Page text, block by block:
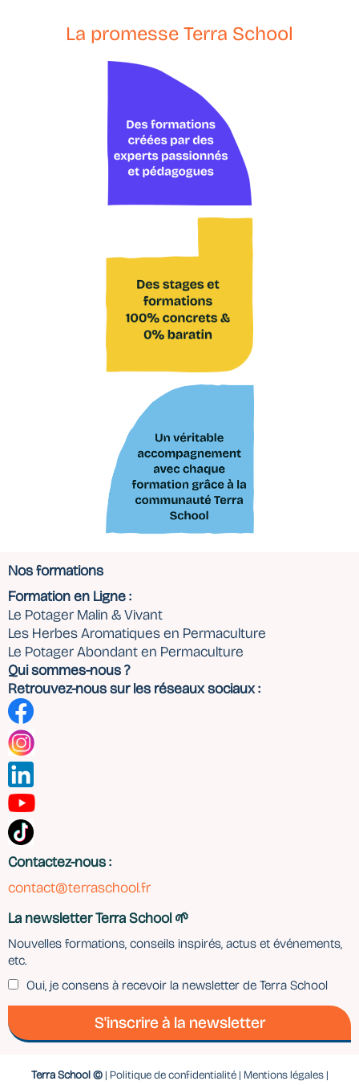
La promesse Terra School
Nos formations
Formation en Ligne :
Le Potager Malin & Vivant
Les Herbes Aromatiques en Permaculture
Le Potager Abondant en Permaculture
Qui sommes-nous ?
Retrouvez-nous sur les réseaux sociaux :
Contactez-nous :
contact@terraschool.fr
La newsletter Terra School 🌱
Nouvelles formations, conseils inspirés, actus et événements,
etc.
Oui, je consens à recevoir la newsletter de Terra School
S'inscrire à la newsletter
Terra School ©| Politique de confidentialité| Mentions légales|